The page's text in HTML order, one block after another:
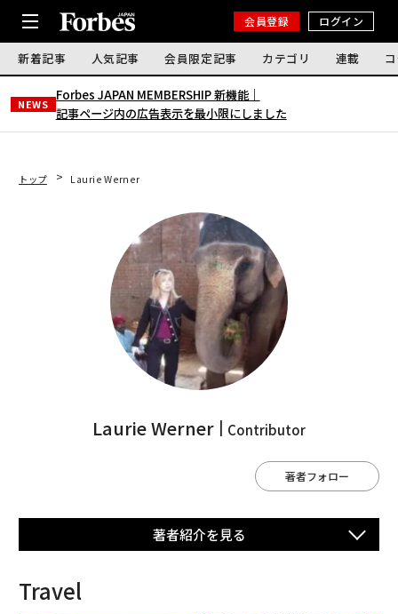
会員登録 ログイン
新着記事 人気記事 会員限定記事 カテゴリ 連載
NEWS
Forbes JAPAN MEMBERSHIP 新機能｜
記事ページ内の広告表示を最小限にしました
トップ Laurie Werner
Laurie Werner Contributor
著者フォロー
著者紹介を⾒る
Travel